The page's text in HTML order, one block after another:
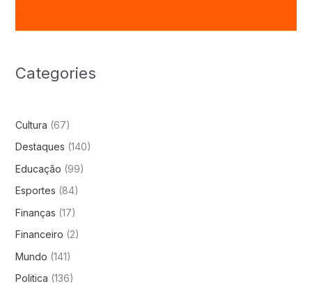
Categories
Cultura (67)
Destaques (140)
Educação (99)
Esportes (84)
Finanças (17)
Financeiro (2)
Mundo (141)
Politica (136)